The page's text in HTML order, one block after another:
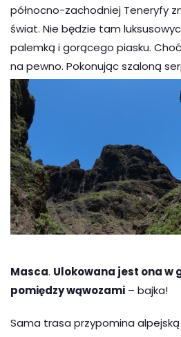
północno-zachodniej Teneryfy
świat. Nie będzie tam
palemką i gorącego piasku.
na pewno. Pokonując szaloną
Masca. Ulokowana jest ona w
pomiędzy wąwozami – bajka!
Sama trasa przypomina